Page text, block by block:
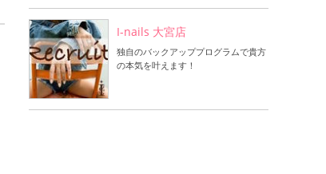
I-nails 大宮店
独自のバックアッププログラムで貴方
の本気を叶えます！